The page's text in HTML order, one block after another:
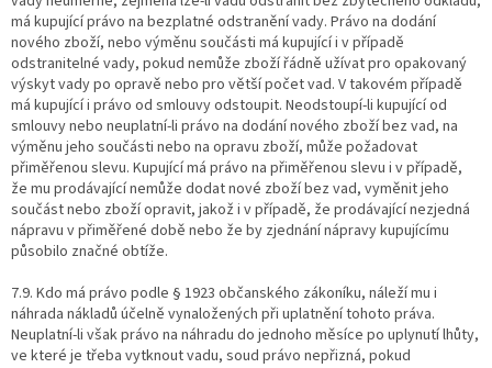
má kupující právo na bezplatné odstranění vady. Právo na dodání
nového zboží, nebo výměnu součásti má kupující i v případě
odstranitelné vady, pokud nemůže zboží řádně užívat pro opakovaný
výskyt vady po opravě nebo pro větší počet vad. V takovém případě
má kupující i právo od smlouvy odstoupit. Neodstoupí-li kupující od
smlouvy nebo neuplatní-li právo na dodání nového zboží bez vad, na
výměnu jeho součásti nebo na opravu zboží, může požadovat
přiměřenou slevu. Kupující má právo na přiměřenou slevu i v případě,
že mu prodávající nemůže dodat nové zboží bez vad, vyměnit jeho
součást nebo zboží opravit, jakož i v případě, že prodávající nezjedná
nápravu v přiměřené době nebo že by zjednání nápravy kupujícímu
působilo značné obtíže.
7.9. Kdo má právo podle § 1923 občanského zákoníku, náleží mu i
náhrada nákladů účelně vynaložených při uplatnění tohoto práva.
Neuplatní-li však právo na náhradu do jednoho měsíce po uplynutí lhůty,
ve které je třeba vytknout vadu, soud právo nepřizná, pokud